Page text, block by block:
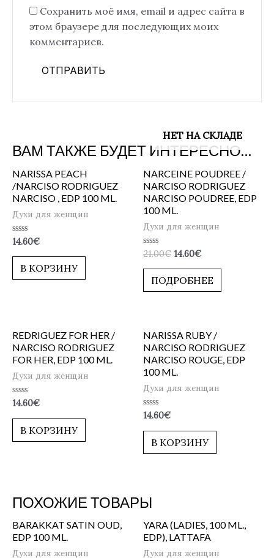
Сохранить моё имя, email и адрес сайта в
этом браузере для последующих моих
комментариев.
ВАМ ТАКЖЕ БУДЕТ ИНТЕРЕСНО…
NARISSA PEACH
/NARCISO RODRIGUEZ
NARCISO , EDP 100 ML.
Духи для женщин
Оценка
из
14.60€
В КОРЗИНУ
НЕТ НА СКЛАДЕ
NARCEINE POUDREE /
NARCISO RODRIGUEZ
NARCISO POUDREE, EDP
100 ML.
Духи для женщин
Оценка
из
21.00€ 14.60€
ПОДРОБНЕЕ
REDRIGUEZ FOR HER /
NARCISO RODRIGUEZ
FOR HER, EDP 100 ML.
Духи для женщин
Оценка
из
14.60€
В КОРЗИНУ
NARISSA RUBY /
NARCISO RODRIGUEZ
NARCISO ROUGE, EDP
100 ML.
Духи для женщин
Оценка
из
14.60€
В КОРЗИНУ
ПОХОЖИЕ ТОВАРЫ
BARAKKAT SATIN OUD,
EDP 100 ML.
Духи для женщин
YARA (LADIES, 100 ML.,
EDP), LATTAFA
Духи для женщин